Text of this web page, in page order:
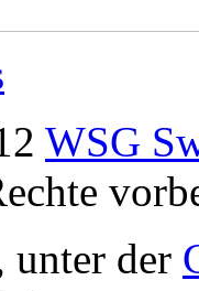
WSG
unter der